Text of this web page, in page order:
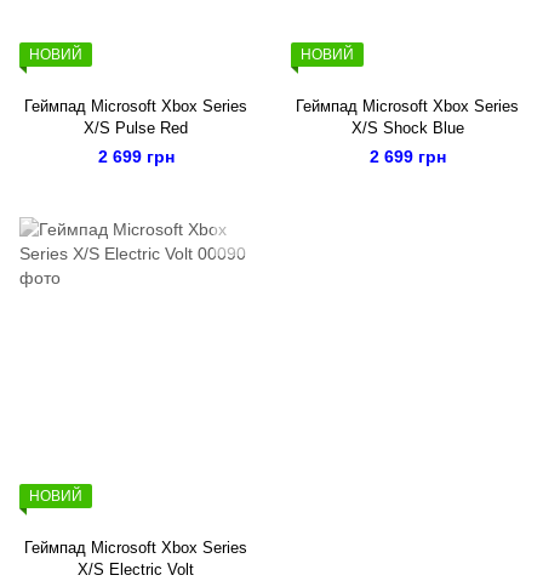
НОВИЙ
Геймпад Microsoft Xbox Series
X/S Pulse Red
2 699 грн
НОВИЙ
Геймпад Microsoft Xbox Series
X/S Shock Blue
2 699 грн
НОВИЙ
Геймпад Microsoft Xbox Series
X/S Electric Volt